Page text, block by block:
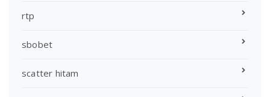
rtp
sbobet
scatter hitam